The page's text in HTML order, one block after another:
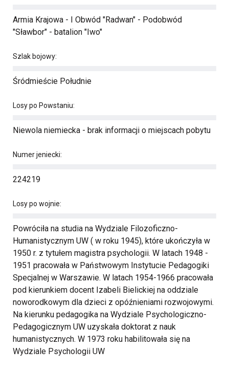
Armia Krajowa - I Obwód "Radwan" - Podobwód
"Sławbor" - batalion "Iwo"
Szlak bojowy:
Śródmieście Południe
Losy po Powstaniu:
Niewola niemiecka - brak informacji o miejscach pobytu
Numer jeniecki:
224219
Losy po wojnie:
Powróciła na studia na Wydziale Filozoficzno-
Humanistycznym UW ( w roku 1945), które ukończyła w
1950 r. z tytułem magistra psychologii. W latach 1948 -
1951 pracowała w Państwowym Instytucie Pedagogiki
Specjalnej w Warszawie. W latach 1954-1966 pracowała
pod kierunkiem docent Izabeli Bielickiej na oddziale
noworodkowym dla dzieci z opóźnieniami rozwojowymi.
Na kierunku pedagogika na Wydziale Psychologiczno-
Pedagogicznym UW uzyskała doktorat z nauk
humanistycznych. W 1973 roku habilitowała się na
Wydziale Psychologii UW